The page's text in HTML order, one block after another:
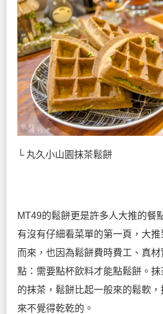
└ 丸久小山園抹茶鬆餅
MT49的鬆餅更是許多人大推的餐
有沒有仔細看菜單的第一頁，大
而來，也因為鬆餅費時費工、真
點：需要點杯飲料才能點鬆餅。
的抹茶，鬆餅比起一般來的鬆軟
來不覺得乾乾的。